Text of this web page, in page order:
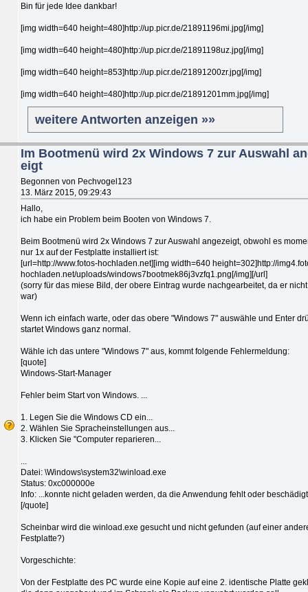
Bin für jede Idee dankbar!
[img width=640 height=480]http://up.picr.de/21891196mi.jpg[/img]
[img width=640 height=480]http://up.picr.de/21891198uz.jpg[/img]
[img width=640 height=853]http://up.picr.de/21891200zr.jpg[/img]
[img width=640 height=480]http://up.picr.de/21891201mm.jpg[/img]
weitere Antworten anzeigen »»
Im Bootmenü wird 2x Windows 7 zur Auswahl
eigt
Begonnen von Pechvogel123
13. März 2015, 09:29:43
Hallo,
ich habe ein Problem beim Booten von Windows 7.
Beim Bootmenü wird 2x Windows 7 zur Auswahl angezeigt, obwohl es
nur 1x auf der Festplatte installiert ist:
[url=http://www.fotos-hochladen.net][img width=640 height=302]http://
hochladen.net/uploads/windows7bootmek86j3vzfq1.png[/img][/url]
(sorry für das miese Bild, der obere Eintrag wurde nachgearbeitet, da er
war)
Wenn ich einfach warte, oder das obere "Windows 7" auswähle und Enter
startet Windows ganz normal.
Wähle ich das untere "Windows 7" aus, kommt folgende Fehlermeldung:
[quote]
Windows-Start-Manager
Fehler beim Start von Windows. ...
1. Legen Sie die Windows CD ein...
2. Wählen Sie Spracheinstellungen aus...
3. Klicken Sie "Computer reparieren...
Datei: \Windows\system32\winload.exe
Status: 0xc000000e
Info: ...konnte nicht geladen werden, da die Anwendung fehlt oder
[/quote]
Scheinbar wird die winload.exe gesucht und nicht gefunden (auf einer
Festplatte?)
Vorgeschichte:
Von der Festplatte des PC wurde eine Kopie auf eine 2. identische Platte